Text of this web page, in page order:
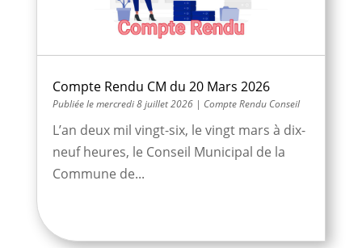
Compte Rendu CM du 20 Mars 2026
mercredi 8 juillet 2026| Compte Rendu Conseil
L’an deux mil vingt-six, le vingt mars à dix-
neuf heures, le Conseil Municipal de la
Commune de...